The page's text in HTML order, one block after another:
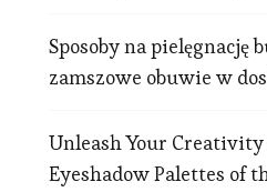
Sposoby na pielęgnację
zamszowe obuwie w
Unleash Your
Eyeshadow Palettes of